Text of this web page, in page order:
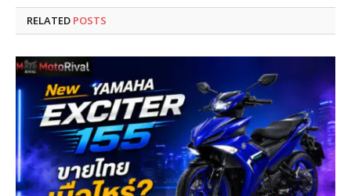
RELATED POSTS